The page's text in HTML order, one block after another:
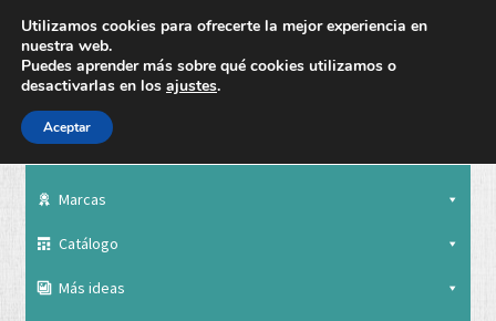
Marcas
Catálogo
Más ideas
Utilizamos cookies para ofrecerte la mejor experiencia en
nuestra web.
Puedes aprender más sobre qué cookies utilizamos o
desactivarlas en los ajustes.
Aceptar